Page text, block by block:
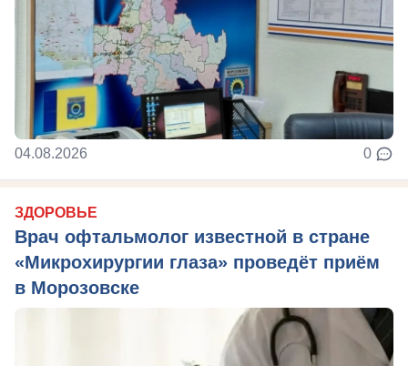
04.08.2026 0
ЗДОРОВЬЕ
Врач офтальмолог известной в стране
«Микрохирургии глаза» проведёт приём
в Морозовске